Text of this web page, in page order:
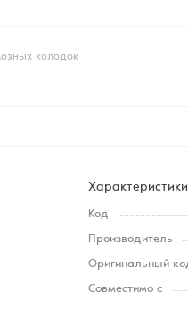
колодок
Характеристики
Код
Производитель
Оригинальный
Совместимо с